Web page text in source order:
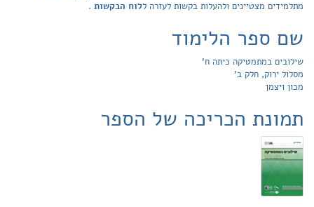
מתלמידים מצטיינים ולהעלות בקשות לעזרה ללוח הבקשות .
שם ספר הלימוד
שילובים במתמטיקה כיתה ח'
מסלול ירוק, חלק ב'
מכון ויצמן
תמונת הכריכה של הספר